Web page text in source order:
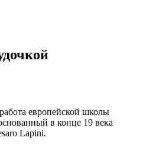
европейской школы
в конце 19 века
Lapini.